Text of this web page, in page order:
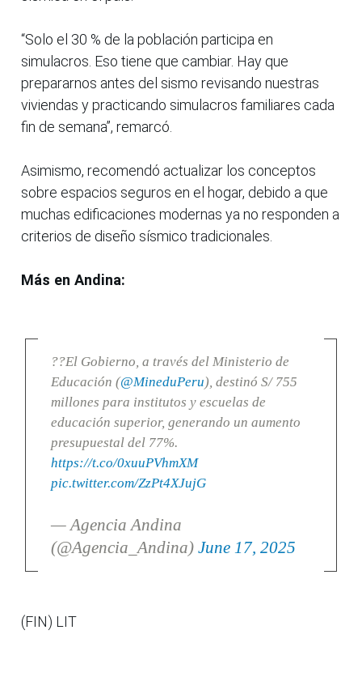
“Solo el 30 % de la población participa en
simulacros. Eso tiene que cambiar. Hay que
prepararnos antes del sismo revisando nuestras
viviendas y practicando simulacros familiares cada
fin de semana”, remarcó.
Asimismo, recomendó actualizar los conceptos
sobre espacios seguros en el hogar, debido a que
muchas edificaciones modernas ya no responden a
criterios de diseño sísmico tradicionales.
Más en Andina:
??El Gobierno, a través del Ministerio de
Educación (@MineduPeru), destinó S/ 755
millones para institutos y escuelas de
educación superior, generando un aumento
presupuestal del 77%.
https://t.co/0xuuPVhmXM
pic.twitter.com/ZzPt4XJujG
— Agencia Andina
(@Agencia_Andina) June 17, 2025
(FIN) LIT